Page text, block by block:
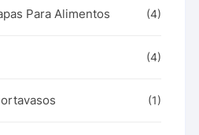
Para Alimentos (4)
(4)
(1)